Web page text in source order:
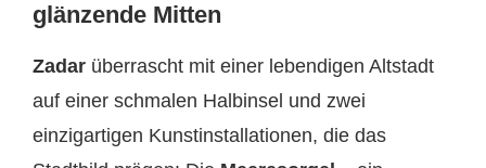
glänzende Mitten
Zadar überrascht mit einer lebendigen Altstadt
auf einer schmalen Halbinsel und zwei
einzigartigen Kunstinstallationen, die das